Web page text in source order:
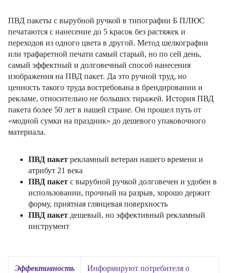
ПВД пакеты с вырубной ручкой в типографии Б ПЛЮС
печатаются с нанесение до 5 красок без растяжек и
переходов из одного цвета в другой. Метод шелкографии
или трафаретной печати самый старый, но по сей день,
самый эффектный и долговечный способ нанесения
изображения на ПВД пакет. Да это ручной труд, но
ценность такого труда востребована в брендировании и
рекламе, относительно не больших тиражей. История ПВД
пакета более 50 лет в нашей стране. Он прошел путь от
«модной сумки на праздник» до дешевого упаковочного
материала.
ПВД пакет рекламный ветеран нашего времени и
атрибут 21 века
ПВД пакет с вырубной ручкой долговечен и удобен в
использовании, прочный на разрыв, хорошо держит
форму, приятная глянцевая поверхность
ПВД пакет дешевый, но эффективный рекламный
инструмент
Эффективность
Информируют потребителя о